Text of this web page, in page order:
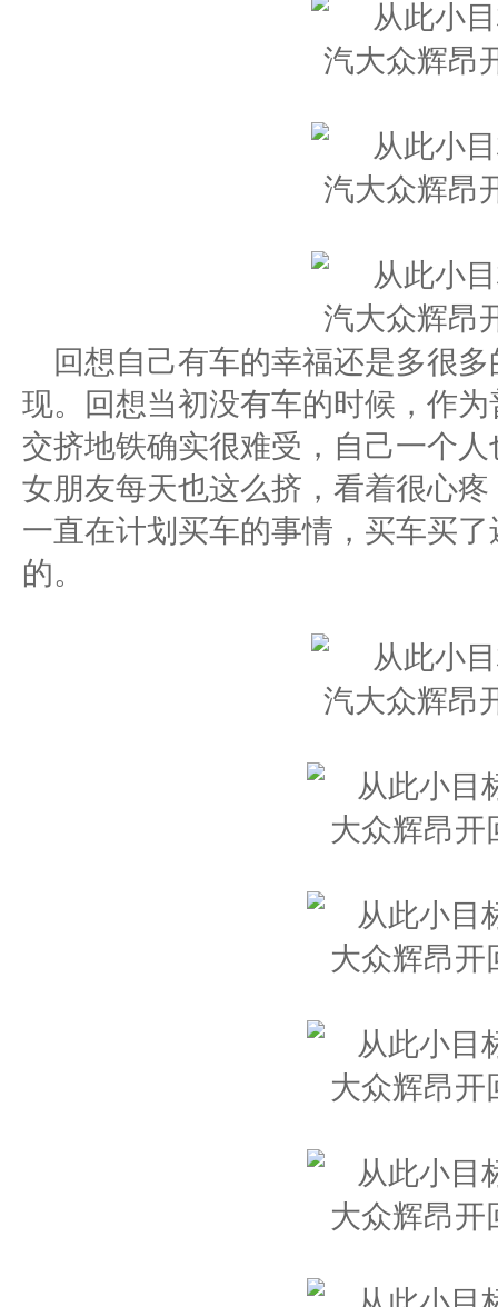
回想自己有车的幸福还是多很
现。回想当初没有车的时候，作
交挤地铁确实很难受，自己一个
女朋友每天也这么挤，看着很心
一直在计划买车的事情，买车买
的。